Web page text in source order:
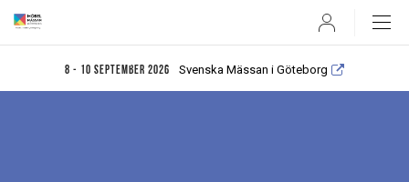
8 - 10 september 2026 Svenska Mässan i Göteborg
User